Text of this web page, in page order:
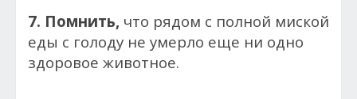
7. Помнить, что рядом с полной миской
еды с голоду не умерло еще ни одно
здоровое животное.